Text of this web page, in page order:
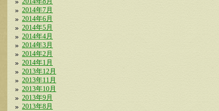
2014年7月
2014年6月
2014年5月
2014年4月
2014年3月
2014年2月
2014年1月
2013年12月
2013年11月
2013年10月
2013年9月
2013年8月